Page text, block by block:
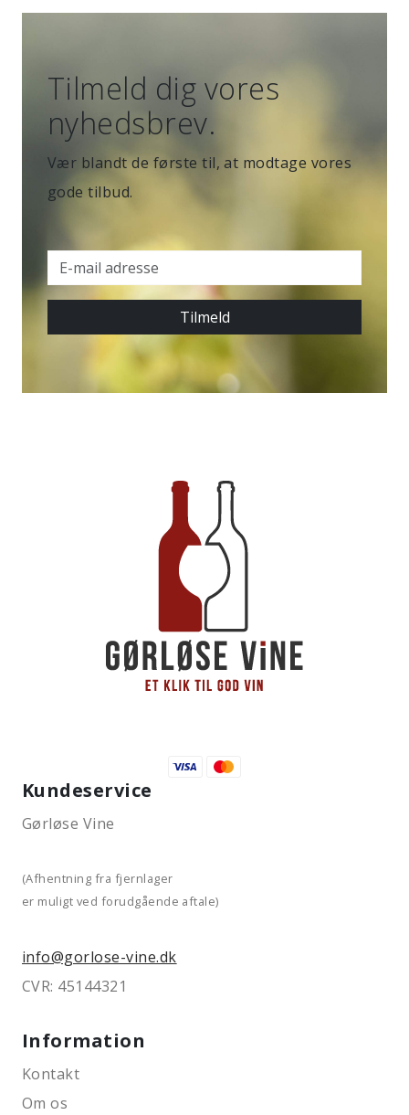
Tilmeld dig vores
nyhedsbrev.
Vær blandt de første til, at modtage vores
gode tilbud.
Tilmeld
Kundeservice
Gørløse Vine
(Afhentning fra fjernlager
er muligt ved forudgående aftale)
info@gorlose-vine.dk
CVR: 45144321
Information
Kontakt
Om os